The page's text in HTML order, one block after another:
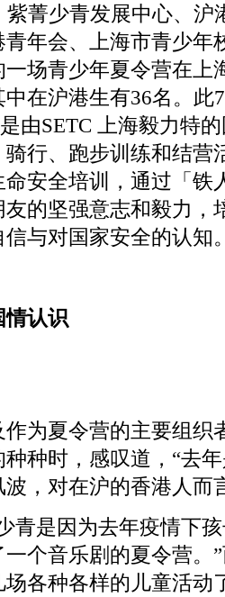
紫菁少青发展中心、
青年会、上海市青少
场青少年夏令营在上
在沪港生有36名。此
由SETC 上海毅力特
行、跑步训练和结营
安全培训，通过「铁
的坚强意志和毅力，
与对国家安全的认知
情认识
为夏令营的主要组织
种时，感叹道，“去
，对在沪的香港人而
青是因为去年疫情下
个音乐剧的夏令营。
各种各样的儿童活动